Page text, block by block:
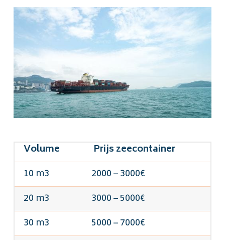
Volume
Prijs zeecontainer
10 m3
2000 – 3000€
20 m3
3000 – 5000€
30 m3
5000 – 7000€